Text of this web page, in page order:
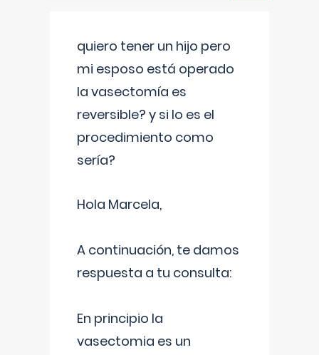
quiero tener un hijo pero
mi esposo está operado
la vasectomía es
reversible? y si lo es el
procedimiento como
sería?
Hola Marcela,
A continuación, te damos
respuesta a tu consulta:
En principio la
vasectomia es un